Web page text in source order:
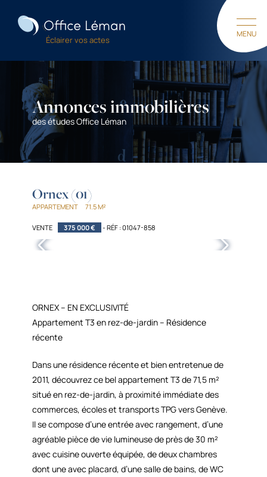
Éclairer vos actes
MENU
Annonces immobilières
des études Office Léman
Ornex (01)
APPARTEMENT 71.5 M²
VENTE 375 000 € - RÉF : 01047-858
ORNEX – EN EXCLUSIVITÉ
Appartement T3 en rez-de-jardin – Résidence
récente
Dans une résidence récente et bien entretenue de
2011, découvrez ce bel appartement T3 de 71,5 m²
situé en rez-de-jardin, à proximité immédiate des
commerces, écoles et transports TPG vers Genève.
Il se compose d’une entrée avec rangement, d’une
agréable pièce de vie lumineuse de près de 30 m²
avec cuisine ouverte équipée, de deux chambres
dont une avec placard, d’une salle de bains, de WC